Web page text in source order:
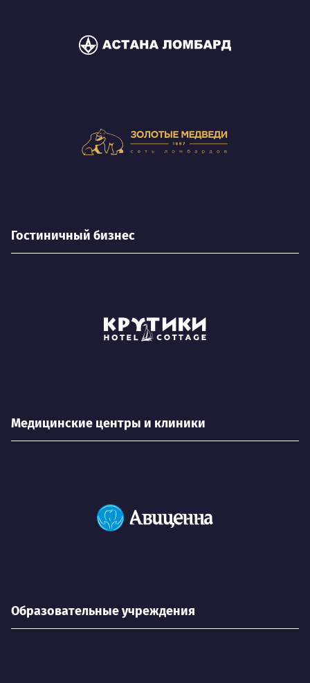
Гостиничный бизнес
Медицинские центры и клиники
Образовательные учреждения